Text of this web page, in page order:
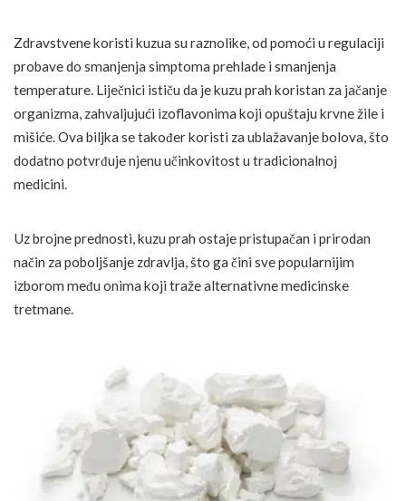
Zdravstvene koristi kuzua su raznolike, od pomoći u regulaciji
probave do smanjenja simptoma prehlade i smanjenja
temperature. Liječnici ističu da je kuzu prah koristan za jačanje
organizma, zahvaljujući izoflavonima koji opuštaju krvne žile i
mišiće. Ova biljka se također koristi za ublažavanje bolova, što
dodatno potvrđuje njenu učinkovitost u tradicionalnoj
medicini.
Uz brojne prednosti, kuzu prah ostaje pristupačan i prirodan
način za poboljšanje zdravlja, što ga čini sve popularnijim
izborom među onima koji traže alternativne medicinske
tretmane.